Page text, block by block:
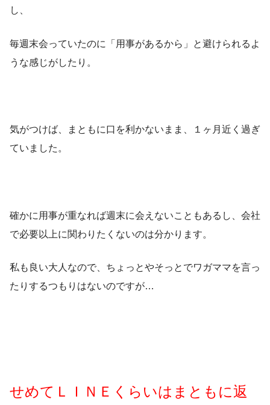
し、
毎週末会っていたのに「用事があるから」と避けられるよ
うな感じがしたり。
気がつけば、まともに口を利かないまま、１ヶ月近く過ぎ
ていました。
確かに用事が重なれば週末に会えないこともあるし、会社
で必要以上に関わりたくないのは分かります。
私も良い大人なので、ちょっとやそっとでワガママを言っ
たりするつもりはないのですが…
せめてＬＩＮＥくらいはまともに返